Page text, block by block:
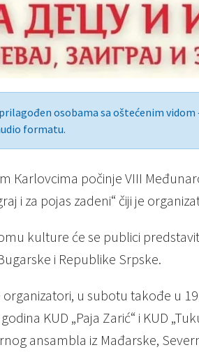
osobama sa oštećenim
formatu.
Кarlovcima počinje VIII
i za pojas zadeni“ čiji je
kulture će se publici
i Republike Srpske.
u subotu takođe u
KUD „Paja Zarić“ i KUD
ansambla iz Mađarske,